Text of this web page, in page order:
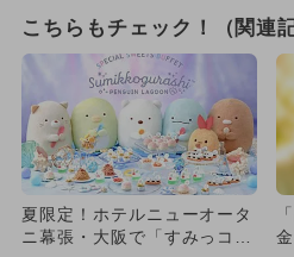
こちらもチェック！（関連
夏限定！ホテルニューオータ
ニ幕張・大阪で「すみっコぐ